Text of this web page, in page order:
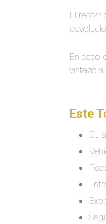
El
En caso
vistazo a
Este